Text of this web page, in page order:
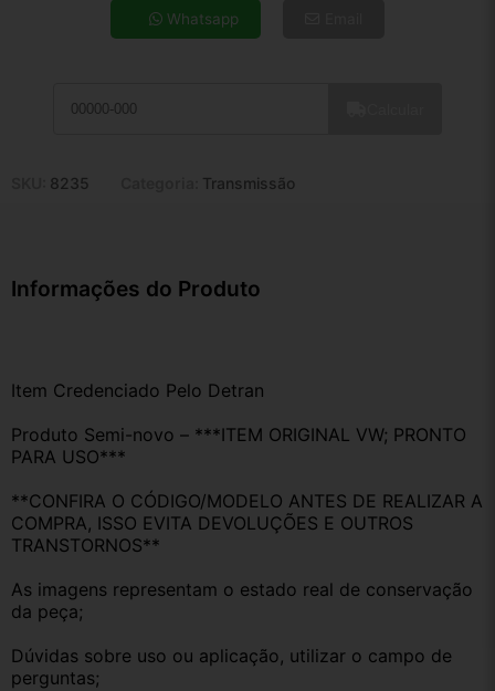
9x de R$ 5,62
Whatsapp
8235 Transmissão
Informações do Produto
Item Credenciado Pelo Detran
Produto Semi-novo – ***ITEM ORIGINAL VW; PRONTO
PARA USO***
**CONFIRA O CÓDIGO/MODELO ANTES DE REALIZAR A
COMPRA, ISSO EVITA DEVOLUÇÕES E OUTROS
TRANSTORNOS**
As imagens representam o estado real de conservação
da peça;
Dúvidas sobre uso ou aplicação, utilizar o campo de
perguntas;